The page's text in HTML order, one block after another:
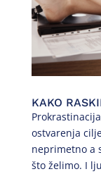
KAKO
ostvarenja
neprimetno a
što želimo. I